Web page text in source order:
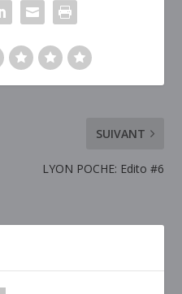
SUIVANT
LYON POCHE: Edito #6